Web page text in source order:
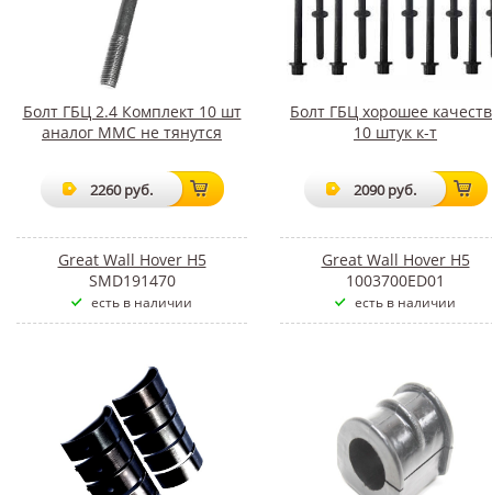
Болт ГБЦ 2.4 Комплект 10 шт
аналог ММС не тянутся
2260 руб.
Great Wall Hover H5
SMD191470
есть в наличии
Болт ГБЦ хорошее
10 штук к-т
2090 руб.
Great Wall Hover H5
1003700ED01
есть в наличии